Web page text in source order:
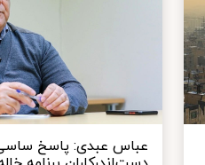
عباس عبدی: پاسخ